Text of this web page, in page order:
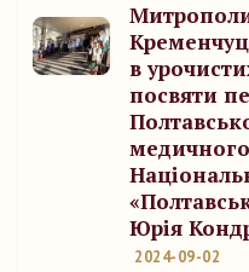
в
посвяти
медичного
Юрія
2024-09-02